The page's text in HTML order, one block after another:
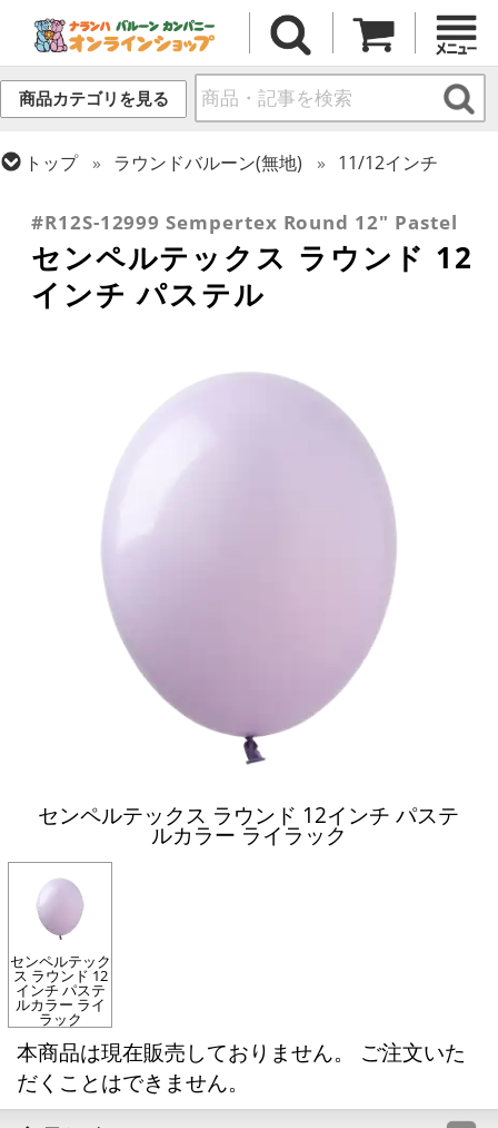
商品カテゴリを見る
トップ ラウンドバルーン(無地)
11/12インチ
#R12S-12999 Sempertex Round 12" Pastel
センペルテックス ラウンド 12
インチ パステル
センペルテックス ラウンド 12インチ パステ
ルカラー ライラック
センペルテック
ス ラウンド 12
インチ パステ
ルカラー ライ
ラック
本商品は現在販売しておりません。 ご注文いた
だくことはできません。